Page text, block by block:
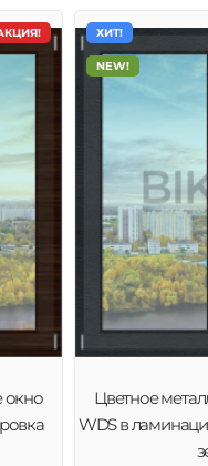
окно
ХИТ!
NEW!
Цветное
WDS в